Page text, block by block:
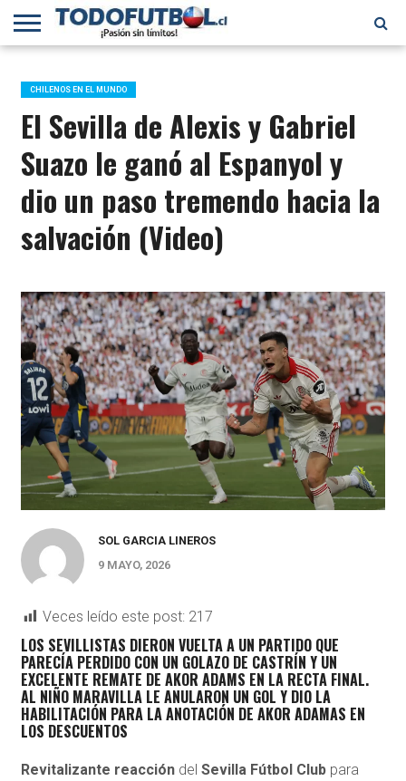
PRIMERA
B
SELECCIÓN
CHILENA
CHILENOS
EN EL
MUNDO
FÚTBOL
INTERNACIONAL
CHILENOS EN EL MUNDO
El Sevilla de Alexis y Gabriel
Suazo le ganó al Espanyol y
dio un paso tremendo hacia la
salvación (Video)
SOL GARCIA LINEROS
9 MAYO, 2026
Veces leído este post: 217
LOS SEVILLISTAS DIERON VUELTA A UN PARTIDO QUE
PARECÍA PERDIDO CON UN GOLAZO DE CASTRÍN Y UN
EXCELENTE REMATE DE AKOR ADAMS EN LA RECTA FINAL.
AL NIÑO MARAVILLA LE ANULARON UN GOL Y DIO LA
HABILITACIÓN PARA LA ANOTACIÓN DE AKOR ADAMAS EN
LOS DESCUENTOS
Revitalizante reaccióndel Sevilla Fútbol Clubpara